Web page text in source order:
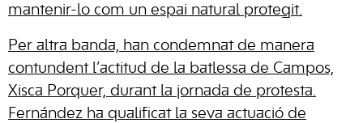
mantenir-lo com un espai natural protegit.
Per altra banda, han condemnat de manera
contundent l’actitud de la batlessa de Campos,
Xisca Porquer, durant la jornada de protesta.
Fernández ha qualificat la seva actuació de